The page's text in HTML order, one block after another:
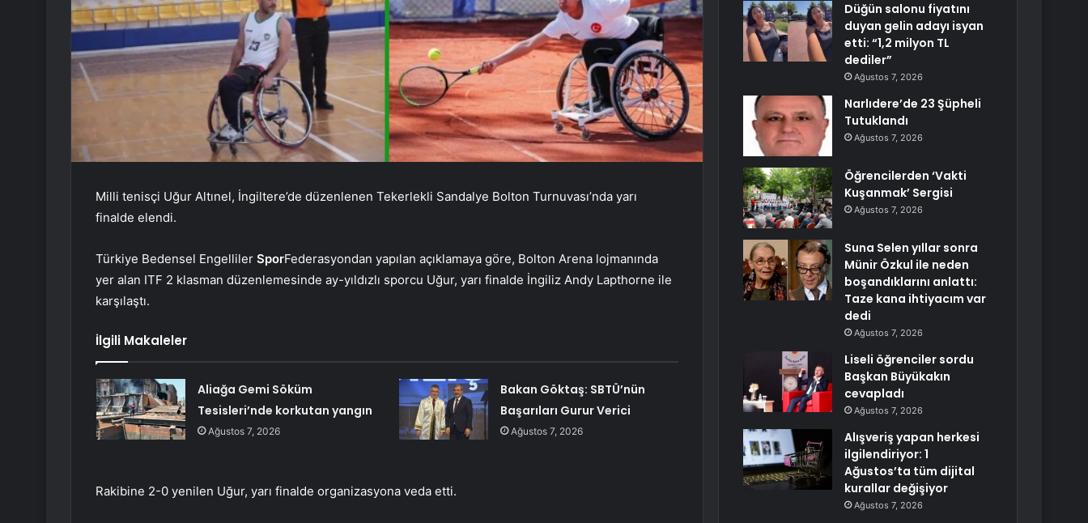
Milli tenisçi Uğur Altınel, İngiltere’de düzenlenen Tekerlekli Sandalye Bolton Turnuvası’nda yarı
finalde elendi.
Türkiye Bedensel Engelliler SporFederasyondan yapılan açıklamaya göre, Bolton Arena lojmanında
yer alan ITF 2 klasman düzenlemesinde ay-yıldızlı sporcu Uğur, yarı finalde İngiliz Andy Lapthorne ile
karşılaştı.
İlgili Makaleler
Aliağa Gemi Söküm
Tesisleri’nde korkutan yangın
Ağustos 7, 2026
Bakan Göktaş: SBTÜ’nün
Başarıları Gurur Verici
Ağustos 7, 2026
Rakibine 2-0 yenilen Uğur, yarı finalde organizasyona veda etti.
Düğün salonu fiyatını
duyan gelin adayı isyan
etti: “1,2 milyon TL
dediler”
Ağustos 7, 2026
Narlıdere’de 23 Şüpheli
Tutuklandı
Ağustos 7, 2026
Öğrencilerden ‘Vakti
Kuşanmak’ Sergisi
Ağustos 7, 2026
Suna Selen yıllar sonra
Münir Özkul ile neden
boşandıklarını anlattı:
Taze kana ihtiyacım var
dedi
Ağustos 7, 2026
Liseli öğrenciler sordu
Başkan Büyükakın
cevapladı
Ağustos 7, 2026
Alışveriş yapan herkesi
ilgilendiriyor: 1
Ağustos’ta tüm dijital
kurallar değişiyor
Ağustos 7, 2026